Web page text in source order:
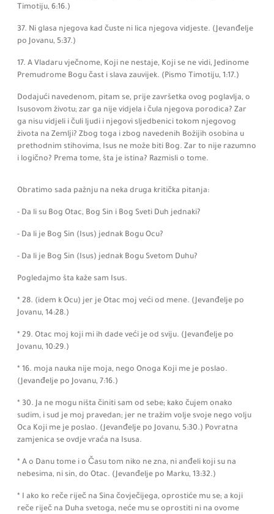
Timotiju, 6:16.)
37. Ni glasa njegova kad čuste ni lica njegova vidjeste. (Jevanđelje
po Jovanu, 5:37.)
17. A Vladaru vječnome, Koji ne nestaje, Koji se ne vidi, Jedinome
Premudrome Bogu čast i slava zauvijek. (Pismo Timotiju, 1:17.)
Dodajući navedenom, pitam se, prije završetka ovog poglavlja, o
Isusovom životu; zar ga nije vidjela i čula njegova porodica? Zar
ga nisu vidjeli i čuli ljudi i njegovi sljedbenici tokom njegovog
života na Zemlji? Zbog toga i zbog navedenih Božijih osobina u
prethodnim stihovima, Isus ne može biti Bog. Zar to nije razumno
i logično? Prema tome, šta je istina? Razmisli o tome.
Obratimo sada pažnju na neka druga kritička pitanja:
- Da li su Bog Otac, Bog Sin i Bog Sveti Duh jednaki?
- Da li je Bog Sin (Isus) jednak Bogu Ocu?
- Da li je Bog Sin (Isus) jednak Bogu Svetom Duhu?
Pogledajmo šta kaže sam Isus.
* 28. (idem k Ocu) jer je Otac moj veći od mene. (Jevanđelje po
Jovanu, 14:28.)
* 29. Otac moj koji mi ih dade veći je od sviju. (Jevanđelje po
Jovanu, 10:29.)
* 16. moja nauka nije moja, nego Onoga Koji me je poslao.
(Jevanđelje po Jovanu, 7:16.)
* 30. Ja ne mogu ništa činiti sam od sebe; kako čujem onako
sudim, i sud je moj pravedan; jer ne tražim volje svoje nego volju
Oca Koji me je poslao. (Jevanđelje po Jovanu, 5:30.) Povratna
zamjenica se ovdje vraća na Isusa.
* A o Danu tome i o Času tom niko ne zna, ni anđeli koji su na
nebesima, ni sin, do Otac. (Jevanđelje po Marku, 13:32.)
* I ako ko reče riječ na Sina čovječijega, oprostiće mu se; a koji
reče riječ na Duha svetoga, neće mu se oprostiti ni na ovome